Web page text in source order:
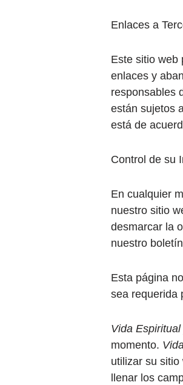
Enlaces a
Este sitio web
enlaces y
responsables
están sujetos
está de
Control de su
En cualquier
nuestro sitio
desmarcar la
nuestro
Esta página
sea requerida
Vida
momento.
utilizar su
llenar los